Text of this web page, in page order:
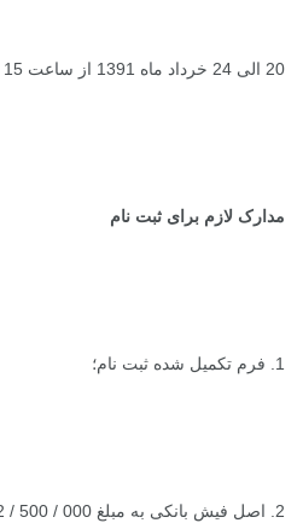
20 الی 24 خرداد ماه 1391 از ساعت 15 الی 18:30
مدارک لازم برای ثبت نام
1. فرم تکمیل شده ثبت نام؛